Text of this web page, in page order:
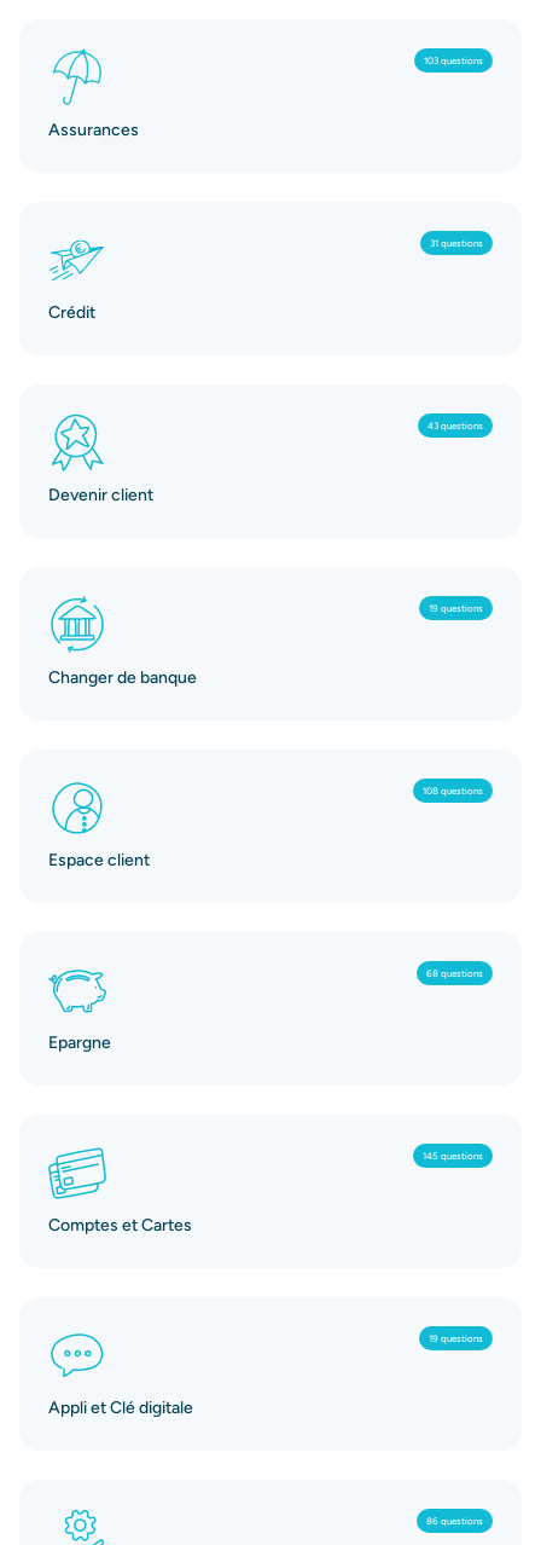
103 questions
Assurances
31 questions
Crédit
43 questions
Devenir client
19 questions
Changer de banque
108 questions
Espace client
68 questions
Epargne
145 questions
Comptes et Cartes
19 questions
Appli et Clé digitale
86 questions